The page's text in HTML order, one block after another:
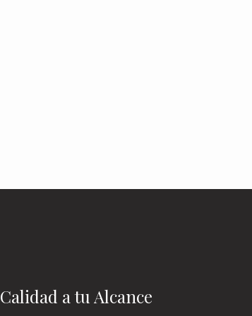
Calidad a tu Alcance